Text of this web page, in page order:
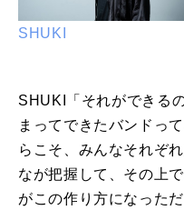
SHUKI
SHUKI「それができる
まってできたバンドっ
らこそ、みんなそれぞ
なが把握して、その上
がこの作り方になっただ